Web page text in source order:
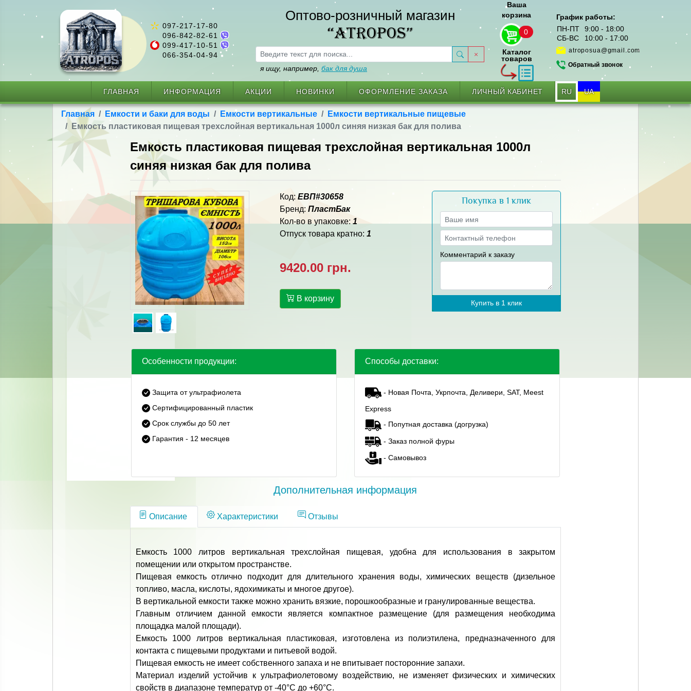
097-217-17-80
096-842-82-61
099-417-10-51
066-354-04-94
Оптово-розничный магазин
“ATROPOS”
я ищу, например, бак для душа
Ваша
корзина
0
Каталог
товаров
График работы:
ПН-ПТ
9:00 - 18:00
СБ-ВС
10:00 - 17:00
atroposua@gmail.com
Обратный звонок
ГЛАВНАЯ ИНФОРМАЦИЯ АКЦИИ НОВИНКИ ОФОРМЛЕНИЕ ЗАКАЗА ЛИЧНЫЙ КАБИНЕТ RU UA
Главная Емкости и баки для воды Емкости вертикальные
Емкости вертикальные пищевые
Емкость пластиковая пищевая трехслойная вертикальная 1000л синяя низкая бак для полива
Емкость пластиковая пищевая трехслойная вертикальная 1000л
синяя низкая бак для полива
Код:ЕВП#30658
Бренд:ПластБак
Кол-во в упаковке:1
Отпуск товара кратно:1
9420.00 грн.
В корзину
Покупка в 1 клик
Комментарий к заказу
Купить в 1 клик
Особенности продукции:
Защита от ультрафиолета
Сертифицированный пластик
Срок службы до 50 лет
Гарантия - 12 месяцев
Способы доставки:
- Новая Почта, Укрпочта, Деливери, SAT, Meest
Express
- Попутная доставка (догрузка)
- Заказ полной фуры
- Самовывоз
Дополнительная информация
Описание Характеристики Отзывы
Емкость 1000 литров вертикальная трехслойная пищевая, удобна для использования в закрытом
помещении или открытом пространстве.
Пищевая емкость отлично подходит для длительного хранения воды, химических веществ (дизельное
топливо, масла, кислоты, ядохимикаты и многое другое).
В вертикальной емкости также можно хранить вязкие, порошкообразные и гранулированные вещества.
Главным отличием данной емкости является компактное размещение (для размещения необходима
площадка малой площади).
Емкость 1000 литров вертикальная пластиковая, изготовлена из полиэтилена, предназначенного для
контакта с пищевыми продуктами и питьевой водой.
Пищевая емкость не имеет собственного запаха и не впитывает посторонние запахи.
Материал изделий устойчив к ультрафиолетовому воздействию, не изменяет физических и химических
свойств в диапазоне температур от -40°C до +60°С.